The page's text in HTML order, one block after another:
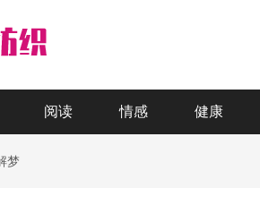
阅读 情感 健康
梦